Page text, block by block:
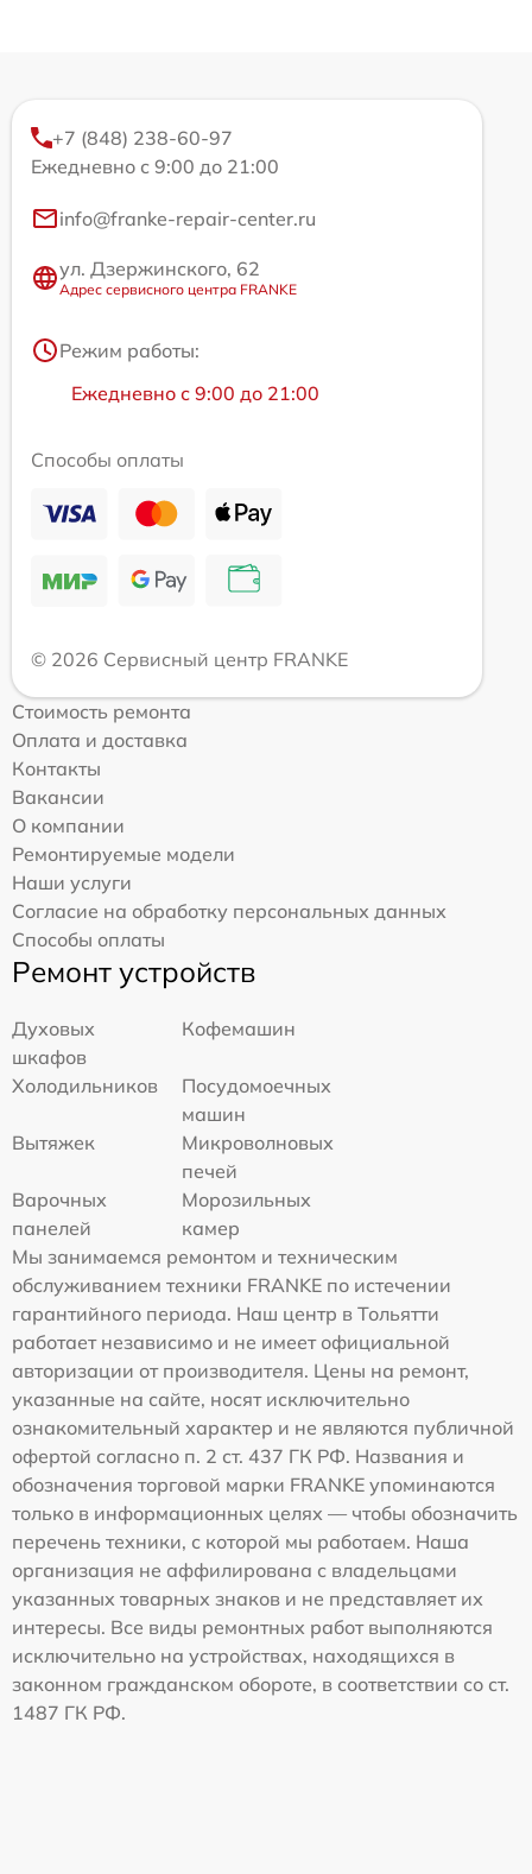
+7 (848) 238-60-97
Ежедневно с 9:00 до 21:00
info@franke-repair-center.ru
ул. Дзержинского, 62
Адрес сервисного центра FRANKE
Режим работы:
Ежедневно с 9:00 до 21:00
Способы оплаты
© 2026 Сервисный центр FRANKE
Стоимость ремонта
Оплата и доставка
Контакты
Вакансии
О компании
Ремонтируемые модели
Наши услуги
Согласие на обработку персональных данных
Способы оплаты
Ремонт устройств
Духовых
шкафов
Кофемашин
Холодильников
Посудомоечных
машин
Вытяжек
Микроволновых
печей
Варочных
панелей
Морозильных
камер
Мы занимаемся ремонтом и техническим
обслуживанием техники FRANKE по истечении
гарантийного периода. Наш центр в Тольятти
работает независимо и не имеет официальной
авторизации от производителя. Цены на ремонт,
указанные на сайте, носят исключительно
ознакомительный характер и не являются публичной
офертой согласно п. 2 ст. 437 ГК РФ. Названия и
обозначения торговой марки FRANKE упоминаются
только в информационных целях — чтобы обозначить
перечень техники, с которой мы работаем. Наша
организация не аффилирована с владельцами
указанных товарных знаков и не представляет их
интересы. Все виды ремонтных работ выполняются
исключительно на устройствах, находящихся в
законном гражданском обороте, в соответствии со ст.
1487 ГК РФ.